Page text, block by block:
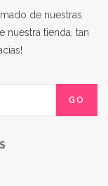
de nuestras
nuestra tienda, tan
GO